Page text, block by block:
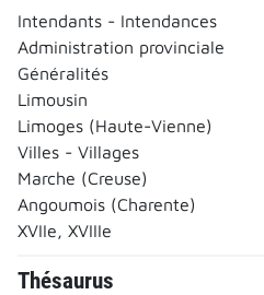
Intendants - Intendances
Administration provinciale
Généralités
Limousin
Limoges (Haute-Vienne)
Villes - Villages
Marche (Creuse)
Angoumois (Charente)
XVIIe, XVIIIe
Thésaurus